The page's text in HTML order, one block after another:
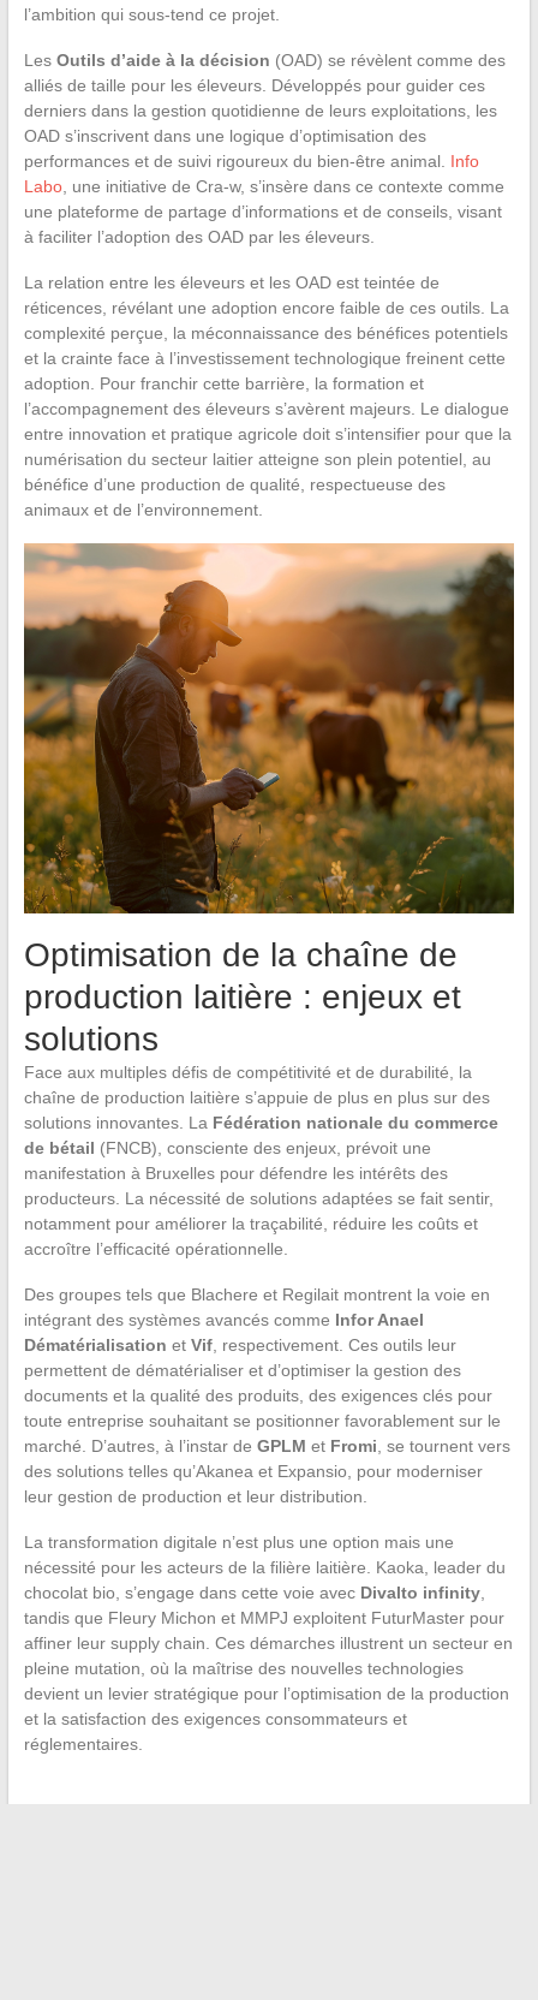
l’ambition qui sous-tend ce projet.
Les Outils d’aide à la décision (OAD) se révèlent comme des
alliés de taille pour les éleveurs. Développés pour guider ces
derniers dans la gestion quotidienne de leurs exploitations, les
OAD s’inscrivent dans une logique d’optimisation des
performances et de suivi rigoureux du bien-être animal. Info
Labo, une initiative de Cra-w, s’insère dans ce contexte comme
une plateforme de partage d’informations et de conseils, visant
à faciliter l’adoption des OAD par les éleveurs.
La relation entre les éleveurs et les OAD est teintée de
réticences, révélant une adoption encore faible de ces outils. La
complexité perçue, la méconnaissance des bénéfices potentiels
et la crainte face à l’investissement technologique freinent cette
adoption. Pour franchir cette barrière, la formation et
l’accompagnement des éleveurs s’avèrent majeurs. Le dialogue
entre innovation et pratique agricole doit s’intensifier pour que la
numérisation du secteur laitier atteigne son plein potentiel, au
bénéfice d’une production de qualité, respectueuse des
animaux et de l’environnement.
Optimisation de la chaîne de
production laitière : enjeux et
solutions
Face aux multiples défis de compétitivité et de durabilité, la
chaîne de production laitière s’appuie de plus en plus sur des
solutions innovantes. La Fédération nationale du commerce
de bétail (FNCB), consciente des enjeux, prévoit une
manifestation à Bruxelles pour défendre les intérêts des
producteurs. La nécessité de solutions adaptées se fait sentir,
notamment pour améliorer la traçabilité, réduire les coûts et
accroître l’efficacité opérationnelle.
Des groupes tels que Blachere et Regilait montrent la voie en
intégrant des systèmes avancés comme Infor Anael
Dématérialisation et Vif, respectivement. Ces outils leur
permettent de dématérialiser et d’optimiser la gestion des
documents et la qualité des produits, des exigences clés pour
toute entreprise souhaitant se positionner favorablement sur le
marché. D’autres, à l’instar de GPLM et Fromi , se tournent vers
des solutions telles qu’Akanea et Expansio, pour moderniser
leur gestion de production et leur distribution.
La transformation digitale n’est plus une option mais une
nécessité pour les acteurs de la filière laitière. Kaoka, leader du
chocolat bio, s’engage dans cette voie avec Divalto infinity,
tandis que Fleury Michon et MMPJ exploitent FuturMaster pour
affiner leur supply chain. Ces démarches illustrent un secteur en
pleine mutation, où la maîtrise des nouvelles technologies
devient un levier stratégique pour l’optimisation de la production
et la satisfaction des exigences consommateurs et
réglementaires.